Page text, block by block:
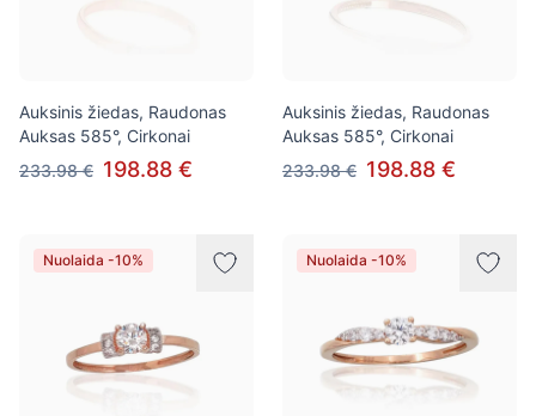
Auksinis žiedas, Raudonas
Auksas 585°, Cirkonai
233.98 € 198.88 €
Auksinis žiedas, Raudonas
Auksas 585°, Cirkonai
233.98 € 198.88 €
Nuolaida -10% Nuolaida -10%